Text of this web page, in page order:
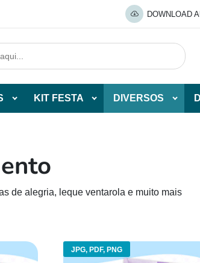
DOWNLOAD
ESPECIAIS
KIT FESTA DIVERSOS
de alegria, leque ventarola e muito mais
JPG, PDF, PNG